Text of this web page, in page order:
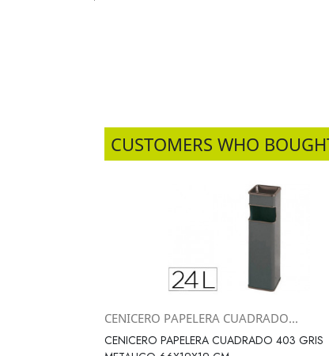
CUSTOMERS WHO
Vista rápida
CENICERO PAPELERA CUADRADO...
CENICERO PAPELERA CUADRADO 403 GRIS